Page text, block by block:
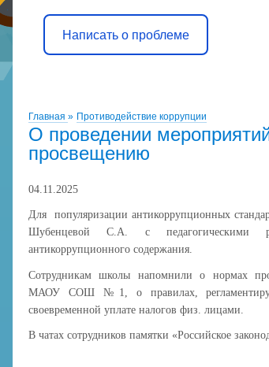
Написать о проблеме
Главная » Противодействие коррупции
О проведении
просвещению
04.11.2025
Для популяризации антикоррупционных
Шубенцевой С.А. с педагогическими
антикоррупционного содержания.
Сотрудникам школы напомнили о нормах
МАОУ СОШ №1, о правилах,
своевременной уплате налогов физ. лицами.
В чатах сотрудников памятки «Российское